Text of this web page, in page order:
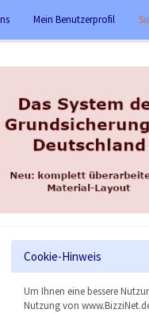
Mein Benutzerprofil
Cookie-Hinweis
Um Ihnen eine bessere
Nutzung von